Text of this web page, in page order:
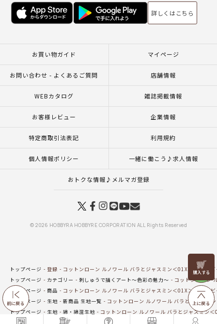
前に戻る
リリヤン
フェア
上に戻る
詳しくはこちら
お買い物ガイド マイページ
お問い合わせ - よくあるご質問 店舗情報
WEBカタログ 雑誌掲載情報
お客様レビュー 企業情報
特定商取引法表記 利用規約
個人情報ポリシー 一緒に働こう♪求人情報
おトクな情報♪メルマガ登録
© 2026 HOBBYRA HOBBYRE CORPORATION ALL Rights Reserved
トップページ 登録
コットンローン ルノワール バラとジャスミン＜01X＞生地 ホ
トップページ
カテゴリー 刺しゅうで描くアート～色彩の魅力～
コットンローン
トップページ
商品
コットンローン ルノワール バラとジャスミン＜01X＞生地 ホ
トップページ
生地 新商品 生地一覧
コットンローン ルノワール バラとジャスミ
トップページ
生地 綿・綿混生地
コットンローン ルノワール バラとジャスミン
トップページ
カテゴリー 刺しゅうで描くアート ～芸術の花咲くころ ～ コットン